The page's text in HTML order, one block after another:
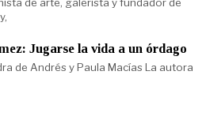
Jugarse la vida a un órdago
de Andrés y Paula Macías La autora